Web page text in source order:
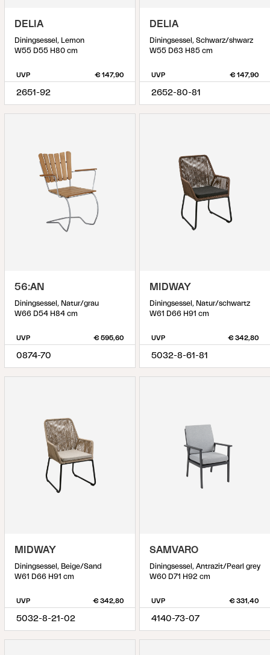
DELIA
Diningsessel, Lemon
W55 D55 H80 cm
UVP € 147,90
2651-92
DELIA
Diningsessel, Schwarz/shwarz
W55 D63 H85 cm
UVP € 147,90
2652-80-81
56:AN
Diningsessel, Natur/grau
W66 D54 H84 cm
UVP € 595,60
0874-70
MIDWAY
Diningsessel, Natur/schwartz
W61 D66 H91 cm
UVP € 342,80
5032-8-61-81
MIDWAY
Diningsessel, Beige/Sand
W61 D66 H91 cm
UVP € 342,80
5032-8-21-02
SAMVARO
Diningsessel, Antrazit/Pearl grey
W60 D71 H92 cm
UVP € 331,40
4140-73-07